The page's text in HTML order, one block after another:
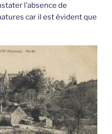
l’absence de
car il est évident que